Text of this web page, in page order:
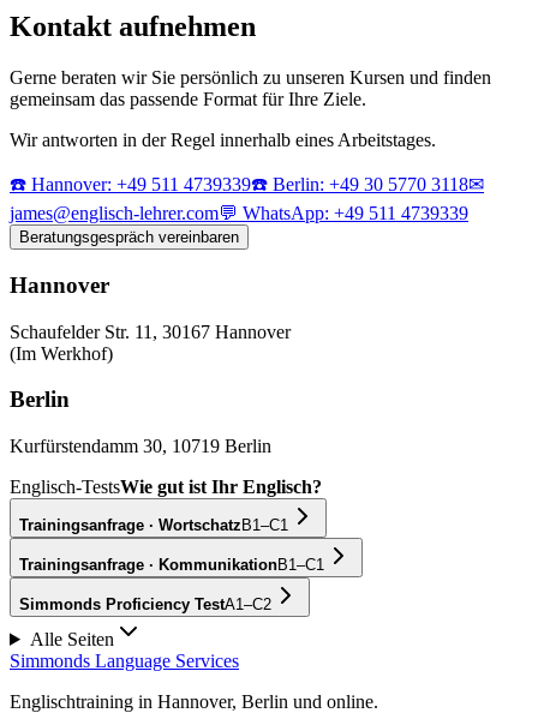
Kontakt aufnehmen
Gerne beraten wir Sie persönlich zu unseren Kursen und finden
gemeinsam das passende Format für Ihre Ziele.
Wir antworten in der Regel innerhalb eines Arbeitstages.
☎️ Hannover: +49 511 4739339☎️ Berlin: +49 30 5770 3118✉
james@englisch-lehrer.com💬 WhatsApp: +49 511 4739339
Beratungsgespräch vereinbaren
Hannover
Schaufelder Str. 11, 30167 Hannover
(Im Werkhof)
Berlin
Kurfürstendamm 30, 10719 Berlin
Englisch-TestsWie gut ist Ihr Englisch?
Trainingsanfrage · Wortschatz B1–C1
Trainingsanfrage · KommunikationB1–C1
Simmonds Proficiency TestA1–C2
Alle Seiten
Simmonds Language Services
Englischtraining in Hannover, Berlin und online.